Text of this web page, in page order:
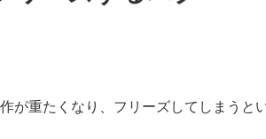
が重たくなり、フリーズしてしまうと